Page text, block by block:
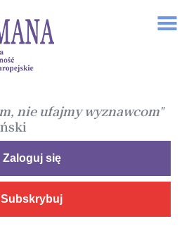
nie ufajmy wyznawcom"
Zaloguj się
Subskrybuj